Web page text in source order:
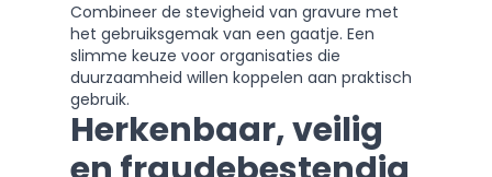
Combineer de stevigheid van gravure met
het gebruiksgemak van een gaatje. Een
slimme keuze voor organisaties die
duurzaamheid willen koppelen aan praktisch
gebruik.
Herkenbaar, veilig